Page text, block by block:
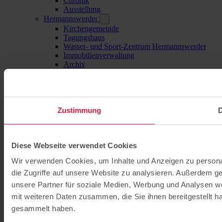
Zustimmung
Diese Webseite verwendet Cookies
Wir verwenden Cookies, um Inhalte und Anzeigen zu
die Zugriffe auf unsere Website zu analysieren. Außerdem
unsere Partner für soziale Medien, Werbung und Analysen
mit weiteren Daten zusammen, die Sie ihnen bereitgestellt
gesammelt haben.
Ausstellung
Hermannswerder
Kirchengemeinde
Tagungshaus
Wasser- und Sport-Zentrum Hermannswerder
Immobilienverwaltung
Archiv